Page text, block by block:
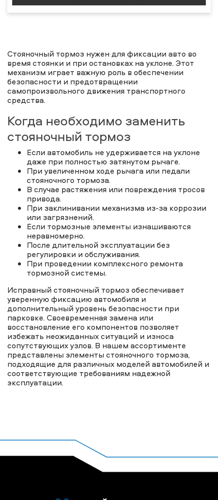
Стояночный тормоз нужен для фиксации авто во
время стоянки и при остановках на уклоне. Этот
механизм играет важную роль в обеспечении
безопасности и предотвращении
самопроизвольного движения транспортного
средства.
Когда необходимо заменить
стояночный тормоз
Если автомобиль не удерживается на уклоне
даже при полностью затянутом рычаге.
При увеличенном ходе рычага или педали
стояночного тормоза.
В случае растяжения или повреждения тросов
привода.
При заклинивании механизма из-за коррозии
или загрязнений.
Если тормозные элементы изнашиваются
неравномерно.
После длительной эксплуатации без
регулировки и обслуживания.
При проведении комплексного ремонта
тормозной системы.
Исправный стояночный тормоз обеспечивает
уверенную фиксацию автомобиля и
дополнительный уровень безопасности при
парковке. Своевременная замена или
восстановление его компонентов позволяет
избежать неожиданных ситуаций и износа
сопутствующих узлов. В нашем ассортименте
представлены элементы стояночного тормоза,
подходящие для различных моделей автомобилей и
соответствующие требованиям надежной
эксплуатации.